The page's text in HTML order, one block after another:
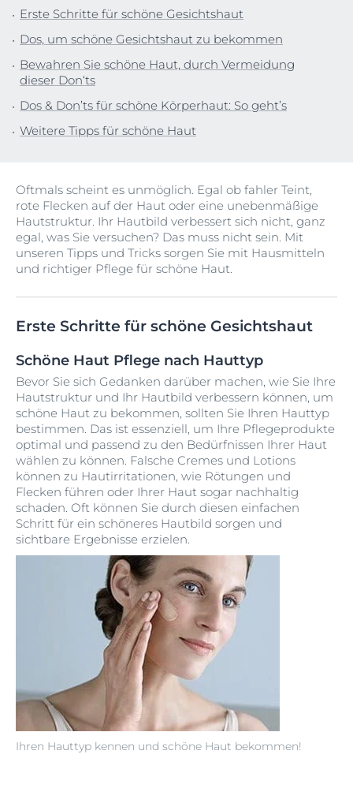
Erste Schritte für schöne Gesichtshaut
Dos, um schöne Gesichtshaut zu bekommen
Bewahren Sie schöne Haut, durch Vermeidung
dieser Don‘ts
Dos & Don’ts für schöne Körperhaut: So geht’s
Weitere Tipps für schöne Haut
Oftmals scheint es unmöglich. Egal ob fahler Teint,
rote Flecken auf der Haut oder eine unebenmäßige
Hautstruktur. Ihr Hautbild verbessert sich nicht, ganz
egal, was Sie versuchen? Das muss nicht sein. Mit
unseren Tipps und Tricks sorgen Sie mit Hausmitteln
und richtiger Pflege für schöne Haut.
Erste Schritte für schöne Gesichtshaut
Schöne Haut Pflege nach Hauttyp
Ihren Hauttyp kennen und schöne Haut bekommen!
Bevor Sie sich Gedanken darüber machen, wie Sie Ihre
Hautstruktur und Ihr Hautbild verbessern können, um
schöne Haut zu bekommen, sollten Sie Ihren Hauttyp
bestimmen. Das ist essenziell, um Ihre Pflegeprodukte
optimal und passend zu den Bedürfnissen Ihrer Haut
wählen zu können. Falsche Cremes und Lotions
können zu Hautirritationen, wie Rötungen und
Flecken führen oder Ihrer Haut sogar nachhaltig
schaden. Oft können Sie durch diesen einfachen
Schritt für ein schöneres Hautbild sorgen und
sichtbare Ergebnisse erzielen.